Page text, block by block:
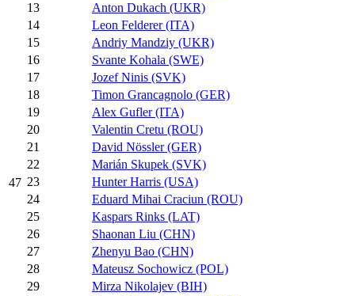
47
13
Anton Dukach (UKR)
14
Leon Felderer (ITA)
15
Andriy Mandziy (UKR)
16
Svante Kohala (SWE)
17
Jozef Ninis (SVK)
18
Timon Grancagnolo (GER)
19
Alex Gufler (ITA)
20
Valentin Cretu (ROU)
21
David Nössler (GER)
22
Marián Skupek (SVK)
23
Hunter Harris (USA)
24
Eduard Mihai Craciun (ROU)
25
Kaspars Rinks (LAT)
26
Shaonan Liu (CHN)
27
Zhenyu Bao (CHN)
28
Mateusz Sochowicz (POL)
29
Mirza Nikolajev (BIH)